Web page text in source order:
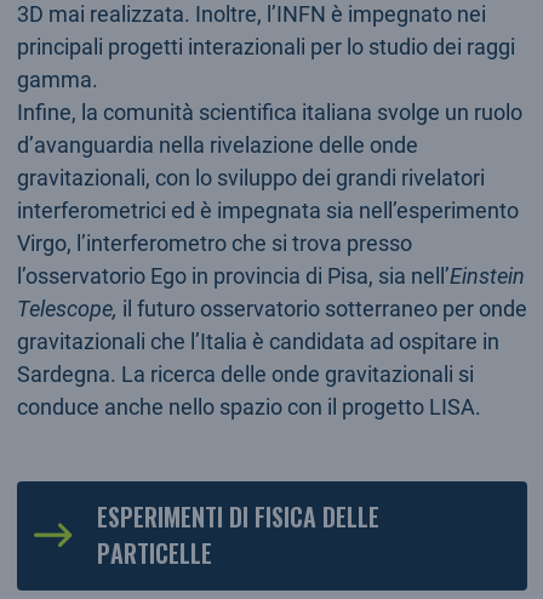
3D mai realizzata. Inoltre, l’INFN è impegnato nei
principali progetti interazionali per lo studio dei raggi
gamma.
Infine, la comunità scientifica italiana svolge un ruolo
d’avanguardia nella rivelazione delle onde
gravitazionali, con lo sviluppo dei grandi rivelatori
interferometrici ed è impegnata sia nell’esperimento
Virgo, l’interferometro che si trova presso
l’osservatorio Ego in provincia di Pisa, sia nell’Einstein
Telescope, il futuro osservatorio sotterraneo per onde
gravitazionali che l’Italia è candidata ad ospitare in
Sardegna. La ricerca delle onde gravitazionali si
conduce anche nello spazio con il progetto LISA.
ESPERIMENTI DI FISICA DELLE
PARTICELLE